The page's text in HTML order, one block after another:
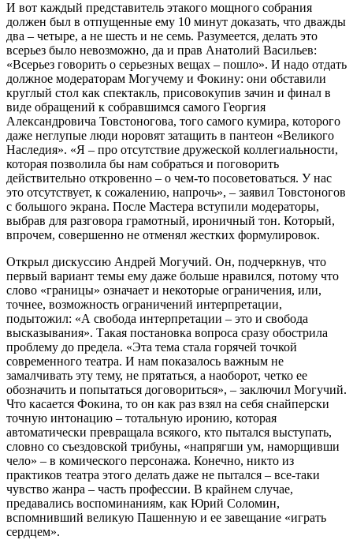
И вот каждый представитель этакого мощного собрания
должен был в отпущенные ему 10 минут доказать, что дважды
два – четыре, а не шесть и не семь. Разумеется, делать это
всерьез было невозможно, да и прав Анатолий Васильев:
«Всерьез говорить о серьезных вещах – пошло». И надо отдать
должное модераторам Могучему и Фокину: они обставили
круглый стол как спектакль, присовокупив зачин и финал в
виде обращений к собравшимся самого Георгия
Александровича Товстоногова, того самого кумира, которого
даже неглупые люди норовят затащить в пантеон «Великого
Наследия». «Я – про отсутствие дружеской коллегиальности,
которая позволила бы нам собраться и поговорить
действительно откровенно – о чем-то посоветоваться. У нас
это отсутствует, к сожалению, напрочь», – заявил Товстоногов
с большого экрана. После Мастера вступили модераторы,
выбрав для разговора грамотный, ироничный тон. Который,
впрочем, совершенно не отменял жестких формулировок.
Открыл дискуссию Андрей Могучий. Он, подчеркнув, что
первый вариант темы ему даже больше нравился, потому что
слово «границы» означает и некоторые ограничения, или,
точнее, возможность ограничений интерпретации,
подытожил: «А свобода интерпретации – это и свобода
высказывания». Такая постановка вопроса сразу обострила
проблему до предела. «Эта тема стала горячей точкой
современного театра. И нам показалось важным не
замалчивать эту тему, не прятаться, а наоборот, четко ее
обозначить и попытаться договориться», – заключил Могучий.
Что касается Фокина, то он как раз взял на себя снайперски
точную интонацию – тотальную иронию, которая
автоматически превращала всякого, кто пытался выступать,
словно со съездовской трибуны, «напрягши ум, наморщивши
чело» – в комического персонажа. Конечно, никто из
практиков театра этого делать даже не пытался – все-таки
чувство жанра – часть профессии. В крайнем случае,
предавались воспоминаниям, как Юрий Соломин,
вспомнивший великую Пашенную и ее завещание «играть
сердцем».